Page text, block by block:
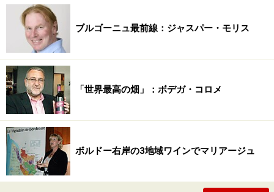
ブルゴーニュ最前線：ジャスパー・モリス
「世界最高の畑」：ボデガ・コロメ
ボルドー右岸の3地域ワインでマリアージュ